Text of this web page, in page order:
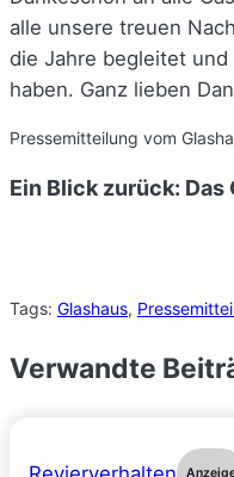
alle unsere treuen
die Jahre begleitet
haben. Ganz lieben
Pressemitteilung vom
Ein Blick zurück: Das
Tags: Glashaus,
Verwandte